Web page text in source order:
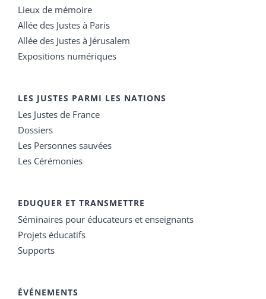
Lieux de mémoire
Allée des Justes à Paris
Allée des Justes à Jérusalem
Expositions numériques
LES JUSTES PARMI LES NATIONS
Les Justes de France
Dossiers
Les Personnes sauvées
Les Cérémonies
EDUQUER ET TRANSMETTRE
Séminaires pour éducateurs et enseignants
Projets éducatifs
Supports
ÉVÉNEMENTS